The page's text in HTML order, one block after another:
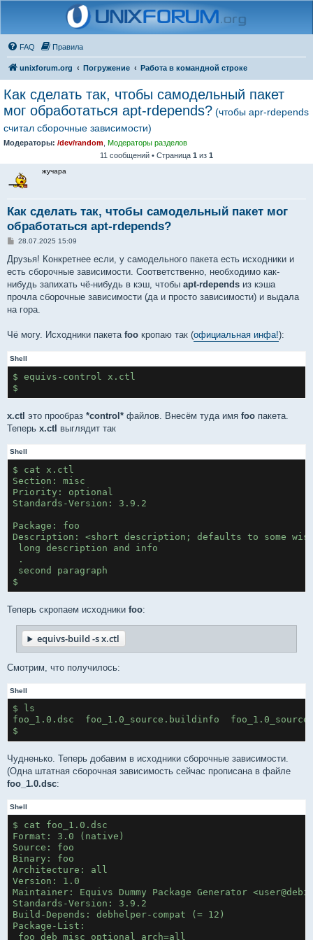
FAQ Правила
unixforum.org Погружение Работа в командной строке
Как сделать так, чтобы самодельный пакет
мог обработаться apt-rdepends? (чтобы apr-rdepends
считал сборочные зависимости)
Модераторы: /dev/random Модераторы разделов
11 сообщений • Страница 1 из 1
жучара
Как сделать так, чтобы самодельный пакет мог
обработаться apt-rdepends?
С
о
б
щ
е
и
е
28.07.2025 15:09
Друзья! Конкретнее если, у самодельного пакета есть исходники и
есть сборочные зависимости. Соответственно, необходимо как-
нибудь запихать чё-нибудь в кэш, чтобы apt-rdepends из кэша
прочла сборочные зависимости (да и просто зависимости) и выдала
на гора.
Чё могу. Исходники пакета foo кропаю так (официальная инфа!):
Shell
$ equivs-control x.ctl
$
x.ctl это прообраз *control* файлов. Внесём туда имя foo пакета.
Теперь x.ctl выглядит так
Shell
$ cat x.ctl
Section: misc
Priority: optional
Standards-Version: 3.9.2
Package: foo
Description: <short description; defaults to some
long description and info
.
second paragraph
$
Теперь скропаем исходники foo:
equivs-build -s x.ctl
Смотрим, что получилось:
Shell
$ ls
foo_1.0.dsc  foo_1.0_source.buildinfo
$
Чудненько. Теперь добавим в исходники сборочные зависимости.
(Одна штатная сборочная зависимость сейчас прописана в файле
foo_1.0.dsc:
Shell
$ cat foo_1.0.dsc
Format: 3.0 (native)
Source: foo
Binary: foo
Architecture: all
Version: 1.0
Maintainer: Equivs Dummy Package Generator
Standards-Version: 3.9.2
Build-Depends: debhelper-compat (= 12)
Package-List:
foo deb misc optional arch=all